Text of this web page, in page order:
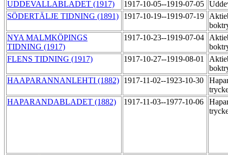
UDDEVALLABLADET (1917) 1917-10-05--1919-07-05
SÖDERTÄLJE TIDNING (1891)
1917-10-19--1919-07-19
NYA MALMKÖPINGS
TIDNING (1917)
1917-10-23--1919-07-04
FLENS TIDNING (1917)
1917-10-27--1919-08-01
HAAPARANNANLEHTI (1882) 1917-11-02--1923-10-30
HAPARANDABLADET (1882)
1917-11-03--1977-10-06